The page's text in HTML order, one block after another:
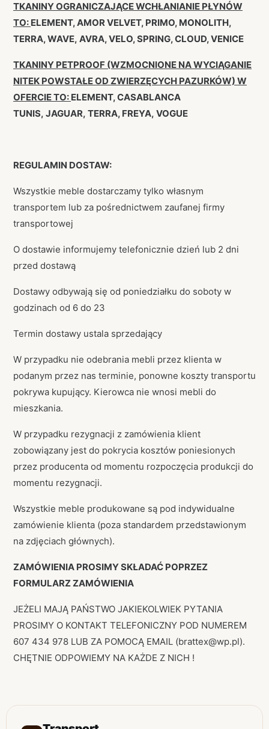
TKANINY OGRANICZAJĄCE WCHŁANIANIE PŁYNÓW
TO: ELEMENT, AMOR VELVET, PRIMO, MONOLITH,
TERRA, WAVE, AVRA, VELO, SPRING, CLOUD, VENICE
TKANINY PETPROOF (WZMOCNIONE NA WYCIĄGANIE
NITEK POWSTAŁE OD ZWIERZĘCYCH PAZURKÓW) W
OFERCIE TO: ELEMENT, CASABLANCA
TUNIS, JAGUAR, TERRA, FREYA, VOGUE
REGULAMIN DOSTAW:
Wszystkie meble dostarczamy tylko własnym
transportem lub za pośrednictwem zaufanej firmy
transportowej
O dostawie informujemy telefonicznie dzień lub 2 dni
przed dostawą
Dostawy odbywają się od poniedziałku do soboty w
godzinach od 6 do 23
Termin dostawy ustala sprzedający
W przypadku nie odebrania mebli przez klienta w
podanym przez nas terminie, ponowne koszty transportu
pokrywa kupujący. Kierowca nie wnosi mebli do
mieszkania.
W przypadku rezygnacji z zamówienia klient
zobowiązany jest do pokrycia kosztów poniesionych
przez producenta od momentu rozpoczęcia produkcji do
momentu rezygnacji.
Wszystkie meble produkowane są pod indywidualne
zamówienie klienta (poza standardem przedstawionym
na zdjęciach głównych).
ZAMÓWIENIA PROSIMY SKŁADAĆ POPRZEZ
FORMULARZ ZAMÓWIENIA
JEŻELI MAJĄ PAŃSTWO JAKIEKOLWIEK PYTANIA
PROSIMY O KONTAKT TELEFONICZNY POD NUMEREM
607 434 978 LUB ZA POMOCĄ EMAIL (brattex@wp.pl).
CHĘTNIE ODPOWIEMY NA KAŻDE Z NICH !